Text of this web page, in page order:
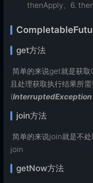
thenApply、6.
get方法
简单的来说get就是获
且处理获取执行结果所
(InterruptedException
join方法
简单的来说join就是不
join
getNow方法